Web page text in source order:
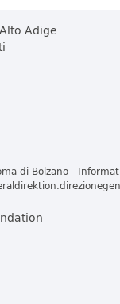
Adige
di Bolzano -